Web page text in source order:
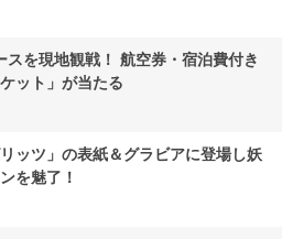
スを現地観戦！ 航空券・宿泊費付き
ット」が当たる
ッツ」の表紙＆グラビアに登場し妖
を魅了！